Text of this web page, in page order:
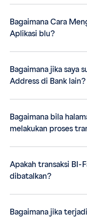
Bagaimana Cara
Aplikasi blu?
Bagaimana jika saya
Address di Bank lain?
Bagaimana bila
melakukan proses
Apakah transaksi BI-
dibatalkan?
Bagaimana jika